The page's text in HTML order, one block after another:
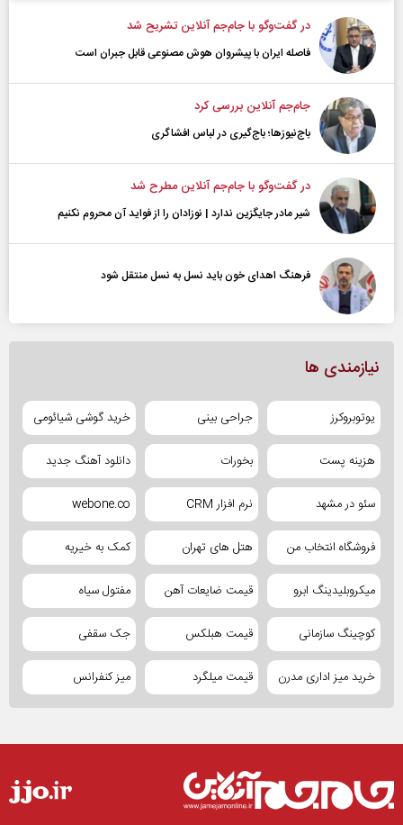
در گفت‌و‌گو با جام‌جم آنلاین تشریح شد
فاصله ایران با پیشرو‌ان هوش مصنوعی قابل جبران است
جام‌جم آنلاین بررسی کرد
باج‌نیوزها؛ باج‌گیری در لباس افشاگری
در گفت‌و‌گو با جام‌جم آنلاین مطرح شد
شیر مادر جایگزین ندارد | نوزادان را از فواید آن محروم نکنیم
فرهنگ اهدای خون باید نسل به نسل منتقل شود
نیازمندی ها
یوتوبروکرز جراحی بینی خرید گوشی شیائومی
هزینه پست بخورات دانلود آهنگ جدید
سئو در مشهد نرم افزار CRM webone.co
فروشگاه انتخاب من هتل های تهران کمک به خیریه
میکروبلیدینگ ابرو قیمت ضایعات آهن مفتول سیاه
کوچینگ سازمانی قیمت هبلکس جک سقفی
خرید میز اداری مدرن قیمت میلگرد میز کنفرانس